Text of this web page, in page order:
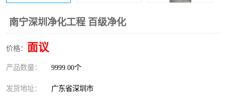
南宁深圳净化工程 百级净化
价格： 面议
产品数量： 9999.00个
发货地址： 广东省深圳市